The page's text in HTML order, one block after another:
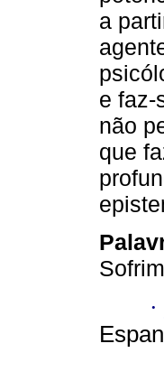
a
e faz-
não
que
·